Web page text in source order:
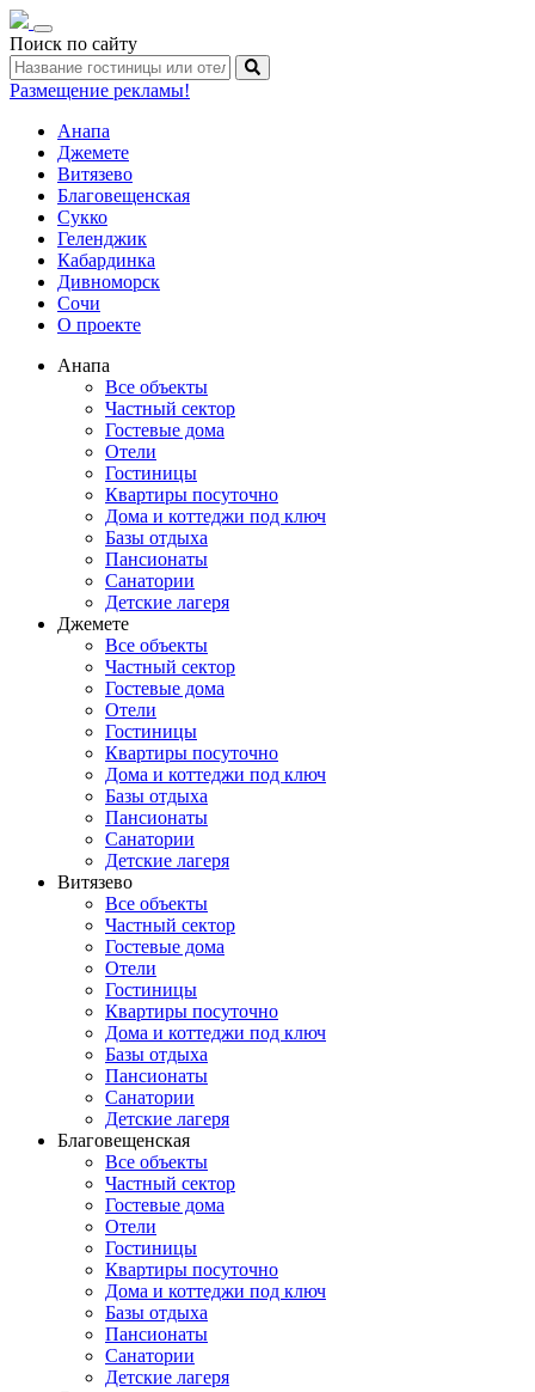
Toggle
navigation
Поиск по сайту
Размещение рекламы!
Анапа
Джемете
Витязево
Благовещенская
Сукко
Геленджик
Кабардинка
Дивноморск
Сочи
О проекте
Анапа
Все объекты
Частный сектор
Гостевые дома
Отели
Гостиницы
Квартиры посуточно
Дома и коттеджи под ключ
Базы отдыха
Пансионаты
Санатории
Детские лагеря
Джемете
Все объекты
Частный сектор
Гостевые дома
Отели
Гостиницы
Квартиры посуточно
Дома и коттеджи под ключ
Базы отдыха
Пансионаты
Санатории
Детские лагеря
Витязево
Все объекты
Частный сектор
Гостевые дома
Отели
Гостиницы
Квартиры посуточно
Дома и коттеджи под ключ
Базы отдыха
Пансионаты
Санатории
Детские лагеря
Благовещенская
Все объекты
Частный сектор
Гостевые дома
Отели
Гостиницы
Квартиры посуточно
Дома и коттеджи под ключ
Базы отдыха
Пансионаты
Санатории
Детские лагеря